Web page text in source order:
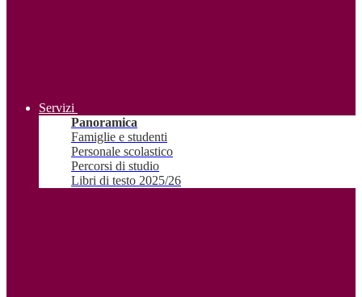
Servizi
Panoramica
Famiglie e studenti
Personale scolastico
Percorsi di studio
Libri di testo 2025/26